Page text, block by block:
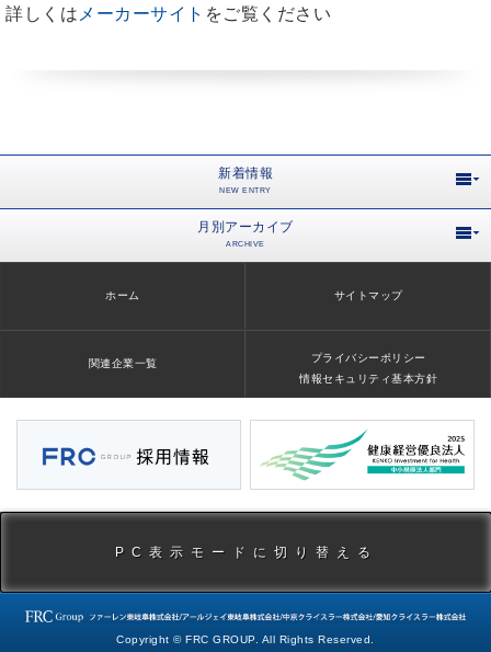
詳しくは メーカーサイト をご覧ください
新着情報
NEW ENTRY
月別アーカイブ
ARCHIVE
ホーム サイトマップ
関連企業一覧
プライバシーポリシー
情報セキュリティ基本方針
PC表示モードに切り替える
Copyright © FRC GROUP. All Rights Reserved.